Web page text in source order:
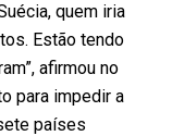
quem iria
Estão tendo
afirmou no
para impedir a
países